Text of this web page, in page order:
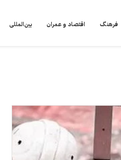
فرهنگ اقتصاد و عمران بین‌المللی